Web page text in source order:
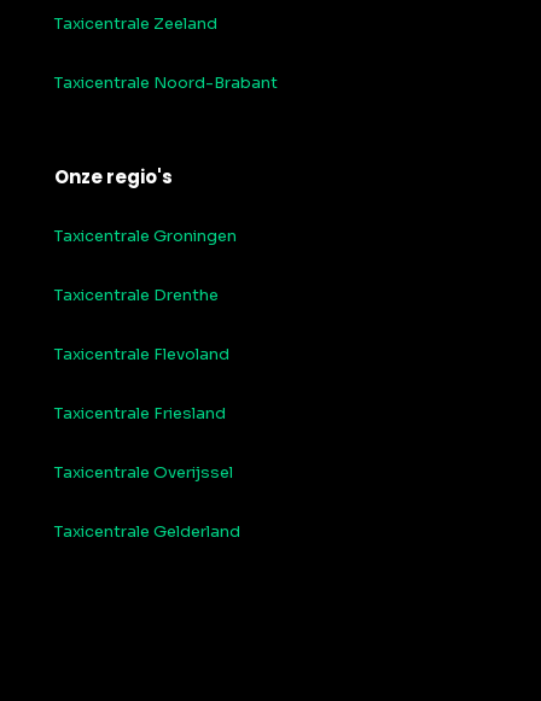
Taxicentrale Zeeland
Taxicentrale Noord-Brabant
Onze regio's
Taxicentrale Groningen
Taxicentrale Drenthe
Taxicentrale Flevoland
Taxicentrale Friesland
Taxicentrale Overijssel
Taxicentrale Gelderland